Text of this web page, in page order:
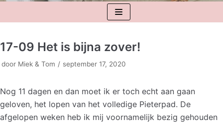
17-09 Het is bijna zover!
door Miek & Tom september 17, 2020
Nog 11 dagen en dan moet ik er toch echt aan gaan
geloven, het lopen van het volledige Pieterpad. De
afgelopen weken heb ik mij voornamelijk bezig gehouden